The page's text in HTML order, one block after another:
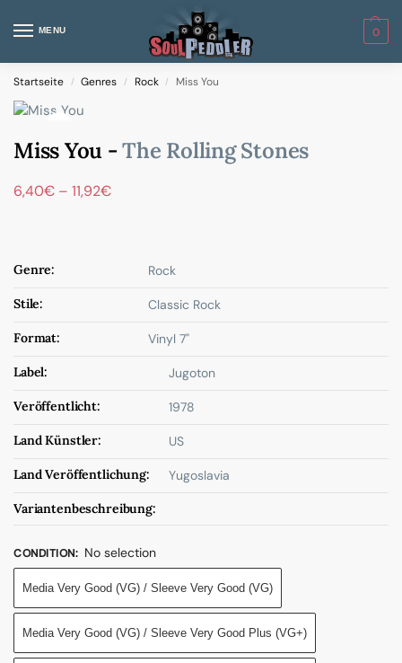
MENU 0
Startseite / Genres / Rock / Miss You
Miss You -The Rolling Stones
6,40€ – 11,92€
Genre: Rock
Stile: Classic Rock
Format: Vinyl 7"
Label: Jugoton
Veröffentlicht: 1978
Land Künstler: US
Land Veröffentlichung: Yugoslavia
Variantenbeschreibung:
CONDITION: No selection
Media Very Good (VG) / Sleeve Very Good (VG)
Media Very Good (VG) / Sleeve Very Good Plus (VG+)